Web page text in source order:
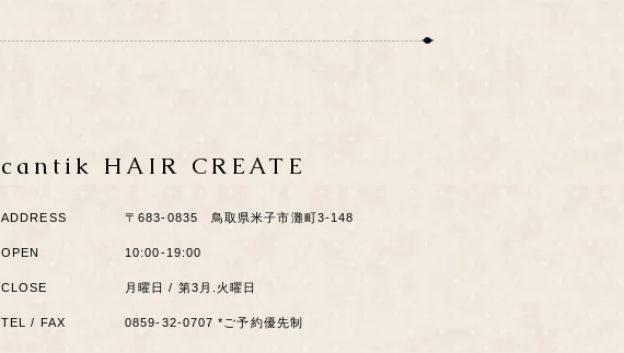
cantik HAIR CREATE
ADDRESS ​〒683-0835 鳥取県米子市灘町3-148
OPEN 10:00-19:00
CLOSE 月曜日 / 第3月.火曜日
TEL / FAX 0859-32-0707 *ご予約優先制